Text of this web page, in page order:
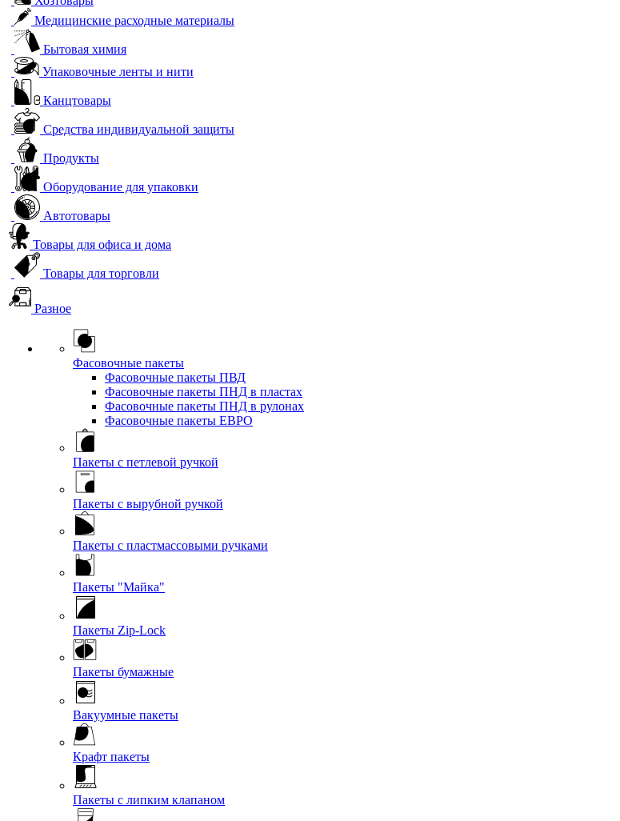
Медицинские расходные материалы
Бытовая химия
Упаковочные ленты и нити
Канцтовары
Средства индивидуальной защиты
Продукты
Оборудование для упаковки
Автотовары
Товары для офиса и дома
Товары для торговли
Разное
Фасовочные пакеты
Фасовочные пакеты ПВД
Фасовочные пакеты ПНД в пластах
Фасовочные пакеты ПНД в рулонах
Фасовочные пакеты ЕВРО
Пакеты с петлевой ручкой
Пакеты с вырубной ручкой
Пакеты с пластмассовыми ручками
Пакеты "Майка"
Пакеты Zip-Lock
Пакеты бумажные
Вакуумные пакеты
Крафт пакеты
Пакеты с липким клапаном